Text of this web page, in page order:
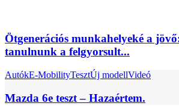
Ötgenerációs munkahelyeké a
tanulnunk a felgyorsult...
AutókE-MobilityTesztÚj modellVideó
Mazda 6e teszt – Hazaértem.